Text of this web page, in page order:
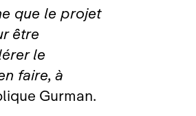
que le projet
être
le
faire, à
Gurman.